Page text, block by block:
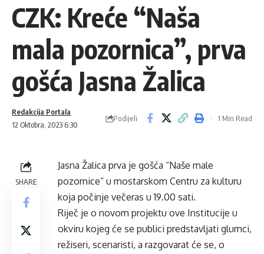
CZK: Kreće “Naša
mala pozornica”, prva
gošća Jasna Žalica
12 Oktobra, 2023 6:30
Redakcija Portala
Podijeli 1 Min Read
SHARE
Jasna Žalica prva je gošća “Naše male
pozornice” u mostarskom Centru za kulturu
koja počinje večeras u 19.00 sati.
Riječ je o novom projektu ove Institucije u
okviru kojeg će se publici predstavljati glumci,
režiseri, scenaristi, a razgovarat će se, o